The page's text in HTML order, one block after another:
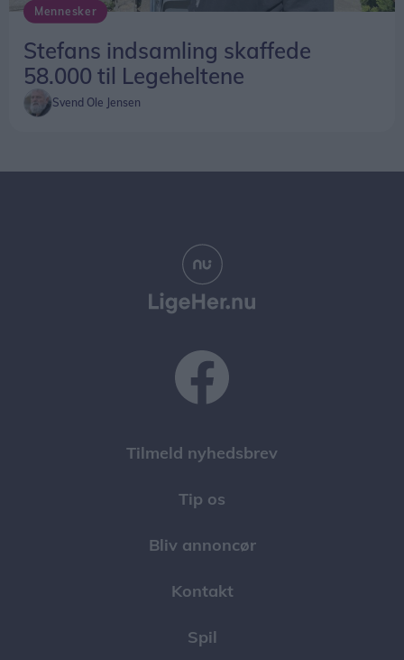
Mennesker
Stefans indsamling skaffede
58.000 til Legeheltene
Svend Ole Jensen
Tilmeld nyhedsbrev
Tip os
Bliv annoncør
Kontakt
Spil